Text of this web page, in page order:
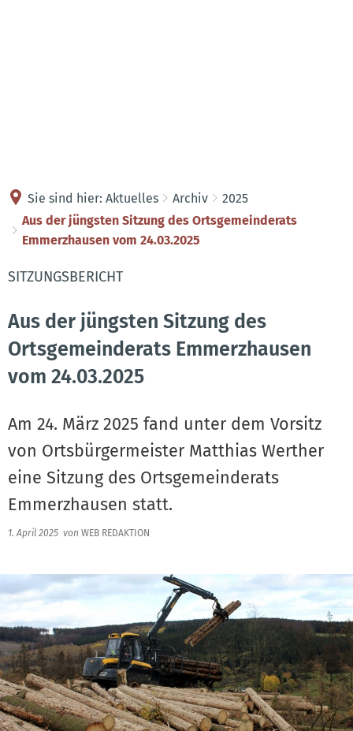
Sie sind hier: Aktuelles Archiv
2025
Aus der jüngsten Sitzung des Ortsgemeinderats
Emmerzhausen vom 24.03.2025
SITZUNGSBERICHT
Aus der jüngsten Sitzung des
Ortsgemeinderats Emmerzhausen
vom 24.03.2025
Am 24. März 2025 fand unter dem Vorsitz
von Ortsbürgermeister Matthias Werther
eine Sitzung des Ortsgemeinderats
Emmerzhausen statt.
1. April 2025 von WEB REDAKTION